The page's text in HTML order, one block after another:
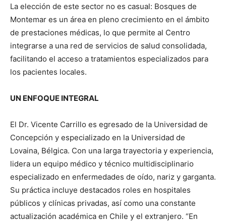
La elección de este sector no es casual: Bosques de
Montemar es un área en pleno crecimiento en el ámbito
de prestaciones médicas, lo que permite al Centro
integrarse a una red de servicios de salud consolidada,
facilitando el acceso a tratamientos especializados para
los pacientes locales.
UN ENFOQUE INTEGRAL
El Dr. Vicente Carrillo es egresado de la Universidad de
Concepción y especializado en la Universidad de
Lovaina, Bélgica. Con una larga trayectoria y experiencia,
lidera un equipo médico y técnico multidisciplinario
especializado en enfermedades de oído, nariz y garganta.
Su práctica incluye destacados roles en hospitales
públicos y clínicas privadas, así como una constante
actualización académica en Chile y el extranjero. “En